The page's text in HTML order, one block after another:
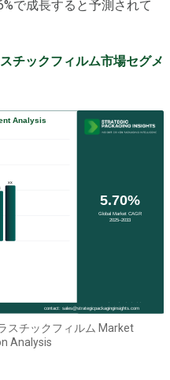
で成長すると予測されて
チックフィルム市場セグメ
スチックフィルム Market
Analysis